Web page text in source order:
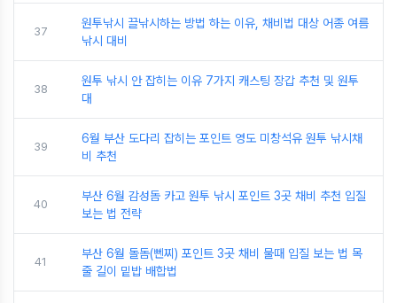
37
원투낚시 끌낚시하는 방법 하는 이유, 채비법 대상 어종 여름
낚시 대비
38
원투 낚시 안 잡히는 이유 7가지 캐스팅 장갑 추천 및 원투
대
39
6월 부산 도다리 잡히는 포인트 영도 미창석유 원투 낚시채
비 추천
40
부산 6월 감성돔 카고 원투 낚시 포인트 3곳 채비 추천 입질
보는 법 전략
41
부산 6월 돌돔(뻰찌) 포인트 3곳 채비 물때 입질 보는 법 목
줄 길이 밑밥 배합법